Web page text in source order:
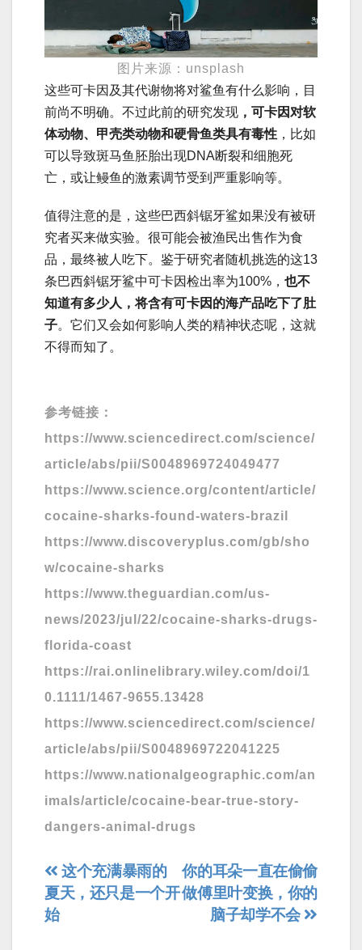
图片来源：unsplash
这些可卡因及其代谢物将对鲨鱼有什么影响，目
前尚不明确。不过此前的研究发现 ，可卡因对软
体动物、甲壳类动物和硬骨鱼类具有毒性 ，比如
可以导致斑马鱼胚胎出现DNA断裂和细胞死
亡，或让鳗鱼的激素调节受到严重影响等。
值得注意的是，这些巴西斜锯牙鲨如果没有被研
究者买来做实验。很可能会被渔民出售作为食
品，最终被人吃下。鉴于研究者随机挑选的这13
条巴西斜锯牙鲨中可卡因检出率为100%， 也不
知道有多少人，将含有可卡因的海产品吃下了肚
子。它们又会如何影响人类的精神状态呢，这就
不得而知了。
参考链接：
https://www.sciencedirect.com/science/
article/abs/pii/S0048969724049477
https://www.science.org/content/article/
cocaine-sharks-found-waters-brazil
https://www.discoveryplus.com/gb/sho
w/cocaine-sharks
https://www.theguardian.com/us-
news/2023/jul/22/cocaine-sharks-drugs-
florida-coast
https://rai.onlinelibrary.wiley.com/doi/1
0.1111/1467-9655.13428
https://www.sciencedirect.com/science/
article/abs/pii/S0048969722041225
https://www.nationalgeographic.com/an
imals/article/cocaine-bear-true-story-
dangers-animal-drugs
文
章
你的耳朵一直在偷偷
做傅里叶变换，你的
脑子却学不会
这个充满暴雨的
夏天，还只是一个开
始